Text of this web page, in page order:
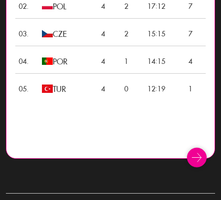
02. POL 4 2 17:12 7
03. CZE 4 2 15:15 7
04. POR 4 1 14:15 4
05. TUR 4 0 12:19 1